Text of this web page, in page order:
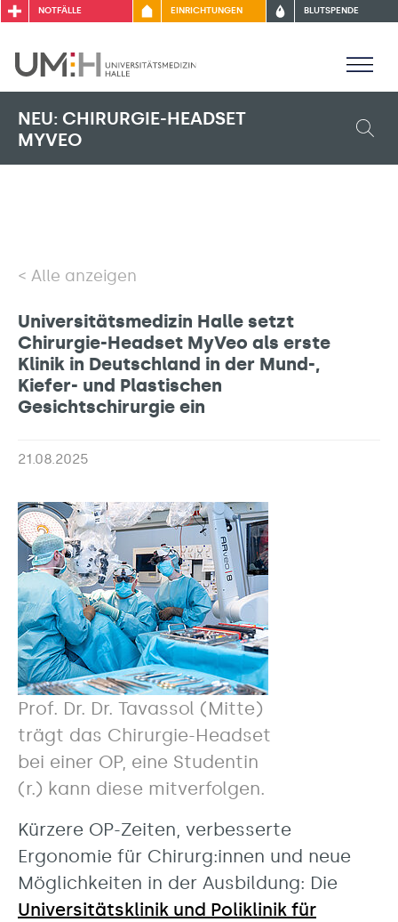
NOTFÄLLE EINRICHTUNGEN BLUTSPENDE
NEU: CHIRURGIE-HEADSET
MYVEO
Alle anzeigen
Universitätsmedizin Halle setzt
Chirurgie-Headset MyVeo als erste
Klinik in Deutschland in der Mund-,
Kiefer- und Plastischen
Gesichtschirurgie ein
21.08.2025
Prof. Dr. Dr. Tavassol (Mitte)
trägt das Chirurgie-Headset
bei einer OP, eine Studentin
(r.) kann diese mitverfolgen.
Kürzere OP-Zeiten, verbesserte
Ergonomie für Chirurg:innen und neue
Möglichkeiten in der Ausbildung: Die
Universitätsklinik und Poliklinik für